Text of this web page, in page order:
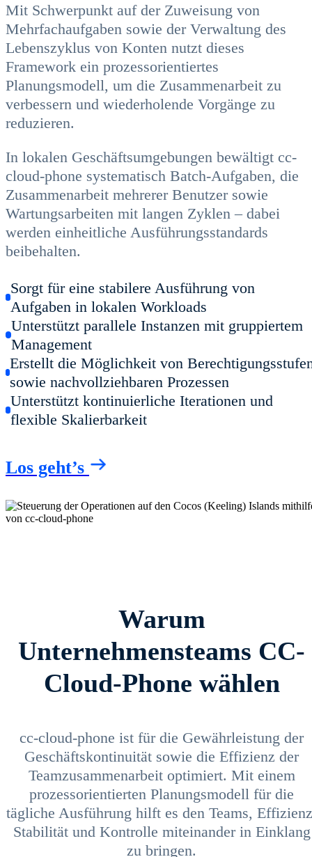
Mit Schwerpunkt auf der Zuweisung von
Mehrfachaufgaben sowie der Verwaltung des
Lebenszyklus von Konten nutzt dieses
Framework ein prozessorientiertes
Planungsmodell, um die Zusammenarbeit zu
verbessern und wiederholende Vorgänge zu
reduzieren.
In lokalen Geschäftsumgebungen bewältigt cc-
cloud-phone systematisch Batch-Aufgaben, die
Zusammenarbeit mehrerer Benutzer sowie
Wartungsarbeiten mit langen Zyklen – dabei
werden einheitliche Ausführungsstandards
beibehalten.
Sorgt für eine stabilere Ausführung von
Aufgaben in lokalen Workloads
Unterstützt parallele Instanzen mit gruppiertem
Management
Erstellt die Möglichkeit von
sowie nachvollziehbaren Prozessen
Unterstützt kontinuierliche Iterationen und
flexible Skalierbarkeit
Los geht’s
Warum
Unternehmensteams CC-
Cloud-Phone wählen
cc-cloud-phone ist für die Gewährleistung der
Geschäftskontinuität sowie die Effizienz der
Teamzusammenarbeit optimiert. Mit einem
prozessorientierten Planungsmodell für die
tägliche Ausführung hilft es den Teams,
Stabilität und Kontrolle miteinander in Einklang
zu bringen.